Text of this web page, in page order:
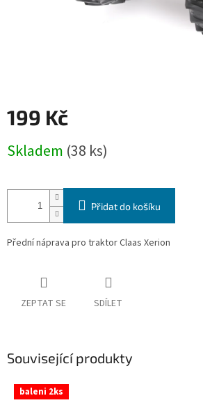
199 Kč
cena:
Skladem (38 ks)
Přidat do košíku
Přední náprava pro traktor Claas Xerion
ZEPTAT SE SDÍLET
Související produkty
baleni 2ks